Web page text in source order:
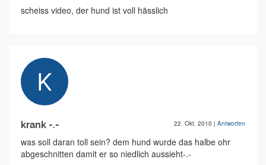
scheiss video, der hund ist voll hässlich
krank -.- 22. Okt. 2010 | Antworten
was soll daran toll sein? dem hund wurde das halbe ohr
abgeschnitten damit er so niedlich aussieht-.-